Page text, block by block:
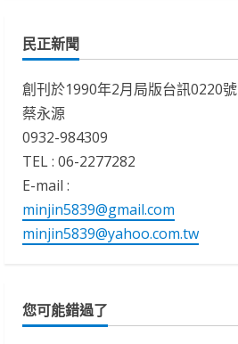
民正新聞
創刊於1990年2月局版台訊0220號
蔡永源
0932-984309
TEL : 06-2277282
E-mail :
minjin5839@gmail.com
minjin5839@yahoo.com.tw
您可能錯過了